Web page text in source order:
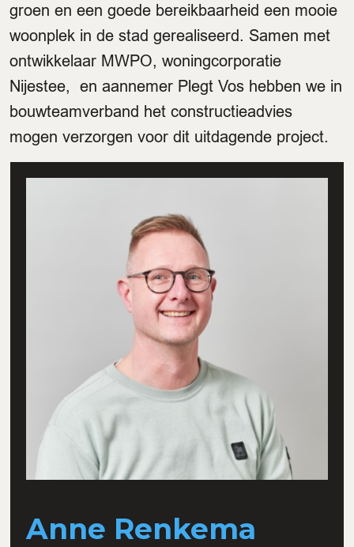
groen en een goede bereikbaarheid een mooie
woonplek in de stad gerealiseerd. Samen met
ontwikkelaar MWPO, woningcorporatie
Nijestee, en aannemer Plegt Vos hebben we in
bouwteamverband het constructieadvies
mogen verzorgen voor dit uitdagende project.
Anne Renkema